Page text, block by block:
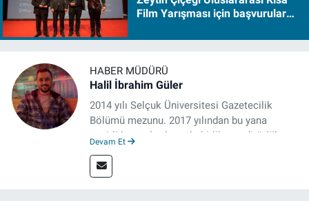
Film Yarışması için başvurular
HABER MÜDÜRÜ
Halil İbrahim Güler
2014 yılı Selçuk Üniversitesi Gazetecilik
Bölümü mezunu. 2017 yılından bu yana
çeşitli kurumlarda muhabirlik ve editörlük
müdürü olarak devam ediyor.
Devam Et